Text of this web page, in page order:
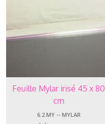
Feuille Mylar irisé 45 x 80
cm
6.2.MY -- MYLAR